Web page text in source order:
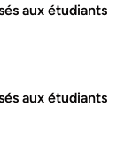
aux étudiants
aux étudiants